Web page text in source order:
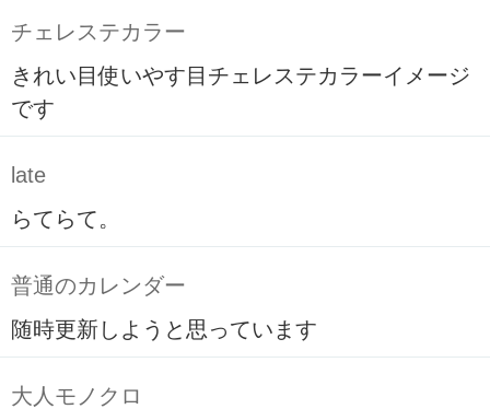
チェレステカラー
きれい目使いやす目チェレステカラーイメージ
です
late
らてらて。
普通のカレンダー
随時更新しようと思っています
大人モノクロ